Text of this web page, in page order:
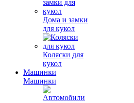
Дома и замки
для кукол
Коляски для
кукол
Машинки
Машинки